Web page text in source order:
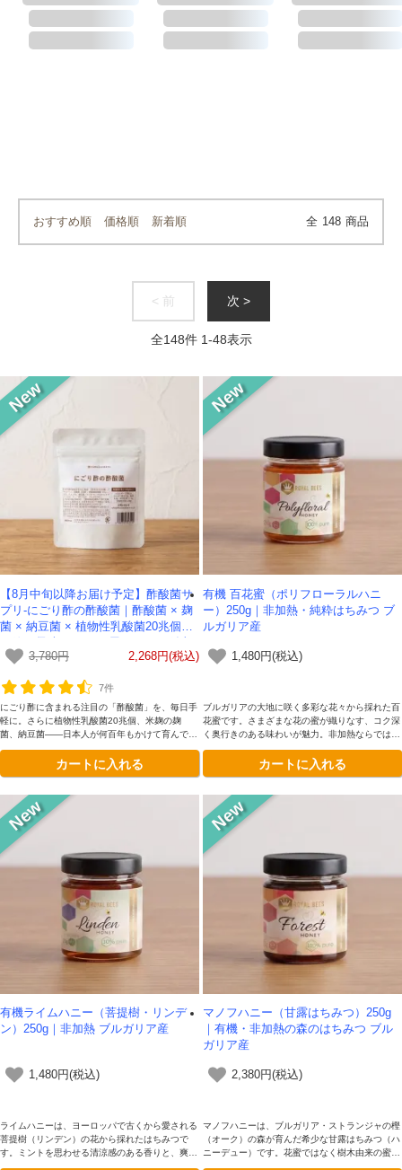
おすすめ順 価格順 新着順 全 148 商品
< 前 次 >
全148件 1-48表示
【8月中旬以降お届け予定】酢酸菌サ
プリ-にごり酢の酢酸菌｜酢酸菌 × 麹
菌 × 納豆菌 × 植物性乳酸菌20兆個を
200名様限定価格【送料無料】*メール
3,780円 2,268円(税込)
7件
にごり酢に含まれる注目の「酢酸菌」を、毎日手
軽に。さらに植物性乳酸菌20兆個、米麹の麹
菌、納豆菌——日本人が何百年もかけて育んでき
ただしい日も、季節の変わり目も。いつもの毎日
に、心強い発酵習慣を。
カートに入れる
有機 百花蜜（ポリフローラルハニ
ー）250g｜非加熱・純粋はちみつ ブ
ルガリア産
1,480円(税込)
ブルガリアの大地に咲く多彩な花々から採れた百
花蜜です。さまざまな花の蜜が織りなす、コク深
く奥行きのある味わいが魅力。非加熱ならではの
した。日々の食卓に華やぎを添える、滋味あふれ
る純粋はちみつです。
カートに入れる
有機ライムハニー（菩提樹・リンデ
ン）250g｜非加熱 ブルガリア産
1,480円(税込)
ライムハニーは、ヨーロッパで古くから愛される
菩提樹（リンデン）の花から採れたはちみつで
す。ミントを思わせる清涼感のある香りと、爽や
マノフハニー（甘露はちみつ）250g
｜有機・非加熱の森のはちみつ ブル
ガリア産
2,380円(税込)
マノフハニーは、ブルガリア・ストランジャの樫
（オーク）の森が育んだ希少な甘露はちみつ（ハ
ニーデュー）です。花蜜ではなく樹木由来の蜜を